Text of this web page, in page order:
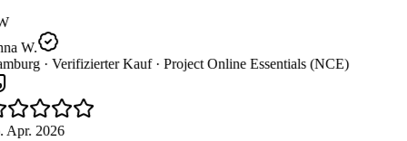
W.
· Verifizierter Kauf · Project Online Essentials (NCE)
Apr. 2026